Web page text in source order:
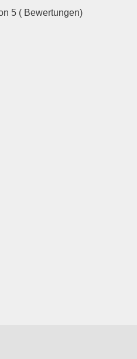
5 ( Bewertungen)